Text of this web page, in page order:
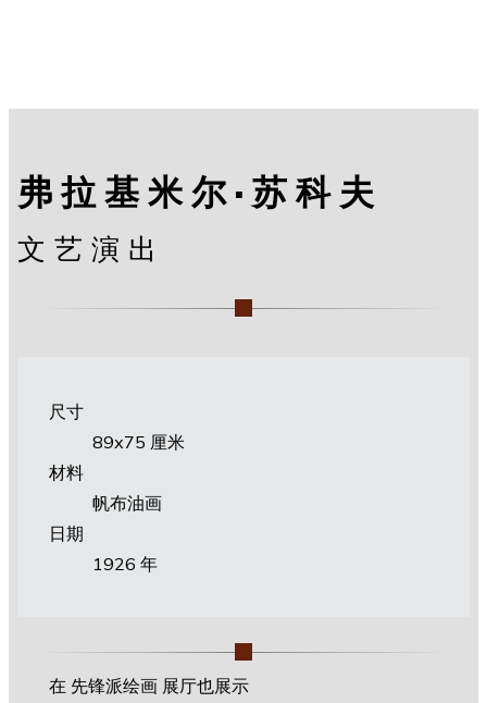
弗拉基米尔·苏科夫
文艺演出
尺寸
89х75 厘米
材料
帆布油画
日期
1926 年
在 先锋派绘画 展厅也展示